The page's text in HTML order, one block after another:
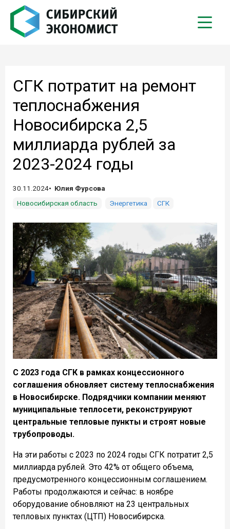
СГК потратит на ремонт
теплоснабжения
Новосибирска 2,5
миллиарда рублей за
2023-2024 годы
30.11.2024
Юлия Фурсова
Новосибирская область
Энергетика СГК
С 2023 года СГК в рамках концессионного
соглашения обновляет систему теплоснабжения
в Новосибирске. Подрядчики компании меняют
муниципальные теплосети, реконструируют
центральные тепловые пункты и строят новые
трубопроводы.
На эти работы с 2023 по 2024 годы СГК потратит 2,5
миллиарда рублей. Это 42% от общего объема,
предусмотренного концессионным соглашением.
Работы продолжаются и сейчас: в ноябре
оборудование обновляют на 23 центральных
тепловых пунктах (ЦТП) Новосибирска.